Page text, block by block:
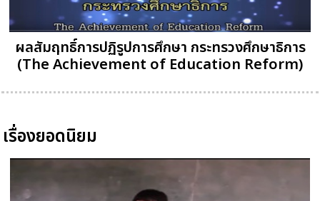
ผลสัมฤทธิ์การปฏิรูปการศึกษา กระทรวงศึกษาธิการ
(The Achievement of Education Reform)
เรื่องยอดนิยม